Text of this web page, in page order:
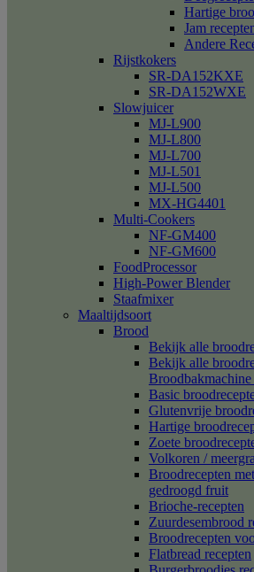
Hartige
Jam
Andere
Rijstkokers
SR-DA152KXE
SR-DA152WXE
Slowjuicer
MJ-L900
MJ-L800
MJ-L700
MJ-L501
MJ-L500
MX-HG4401
Multi-Cookers
NF-GM400
NF-GM600
FoodProcessor
High-Power Blender
Staafmixer
Maaltijdsoort
Brood
Bekijk alle
Bekijk alle
Basic
Glutenvrije
Hartige
Zoete
Volkoren /
Broodrecepten
gedroogd fruit
Brioche-recepten
Zuurdesembrood
Broodrecepten
Flatbread recepten